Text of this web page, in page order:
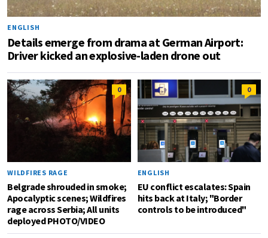
ENGLISH
Details emerge from drama at German Airport:
Driver kicked an explosive-laden drone out
0
WILDFIRES RAGE
Belgrade shrouded in smoke;
Apocalyptic scenes; Wildfires
rage across Serbia; All units
deployed PHOTO/VIDEO
0
ENGLISH
EU conflict escalates: Spain
hits back at Italy; "Border
controls to be introduced"